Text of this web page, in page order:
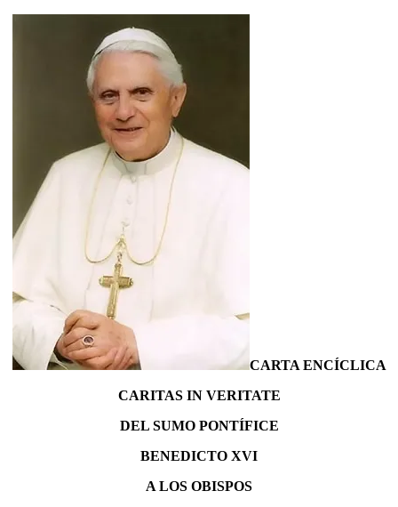
CARTA ENCÍCLICA
CARITAS IN VERITATE
DEL SUMO PONTÍFICE
BENEDICTO XVI
A LOS OBISPOS